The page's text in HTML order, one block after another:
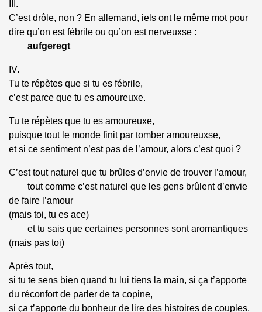
III.
C’est drôle, non ? En allemand, iels ont le même mot pour
dire qu’on est fébrile ou qu’on est nerveuxse :
aufgeregt
IV.
Tu te répètes que si tu es fébrile,
c’est parce que tu es amoureuxe.
Tu te répètes que tu es amoureuxe,
puisque tout le monde finit par tomber amoureuxse,
et si ce sentiment n’est pas de l’amour, alors c’est quoi ?
C’est tout naturel que tu brûles d’envie de trouver l’amour,
tout comme c’est naturel que les gens brûlent d’envie
de faire l’amour
(mais toi, tu es ace)
et tu sais que certaines personnes sont aromantiques
(mais pas toi)
Après tout,
si tu te sens bien quand tu lui tiens la main, si ça t’apporte
du réconfort de parler de ta copine,
si ça t’apporte du bonheur de lire des histoires de couples,